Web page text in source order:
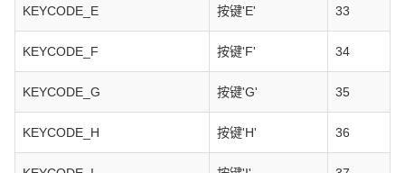
KEYCODE_E 按键'E' 33
KEYCODE_F 按键'F' 34
KEYCODE_G 按键'G' 35
KEYCODE_H 按键'H' 36